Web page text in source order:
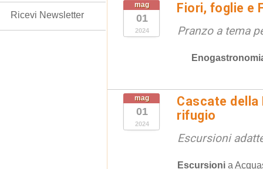
mag
01
2024
Fiori, foglie e
Pranzo a tema
mag
01
2024
Cascate
rifugio
Escursioni
Escursioni a
Ricevi Newsletter